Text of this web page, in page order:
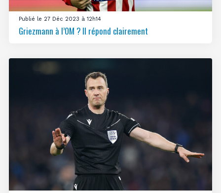
Publié le 27 Déc 2023 à 12h14
Griezmann à l’OM ? Il répond clairement